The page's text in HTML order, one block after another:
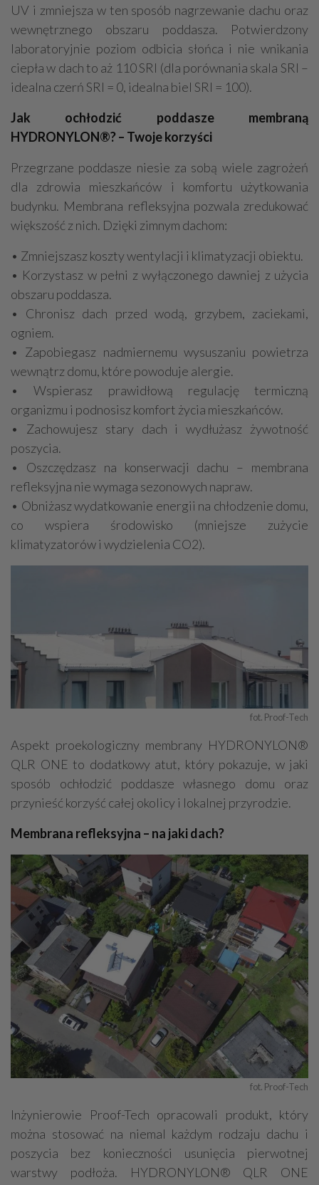
UV i zmniejsza w ten sposób nagrzewanie dachu oraz
wewnętrznego obszaru poddasza. Potwierdzony
laboratoryjnie poziom odbicia słońca i nie wnikania
ciepła w dach to aż 110 SRI (dla porównania skala SRI –
idealna czerń SRI = 0, idealna biel SRI = 100).
Jak ochłodzić poddasze membraną
HYDRONYLON®? – Twoje korzyści
Przegrzane poddasze niesie za sobą wiele zagrożeń
dla zdrowia mieszkańców i komfortu użytkowania
budynku. Membrana refleksyjna pozwala zredukować
większość z nich. Dzięki zimnym dachom:
• Zmniejszasz koszty wentylacji i klimatyzacji obiektu.
• Korzystasz w pełni z wyłączonego dawniej z użycia
obszaru poddasza.
• Chronisz dach przed wodą, grzybem, zaciekami,
ogniem.
• Zapobiegasz nadmiernemu wysuszaniu powietrza
wewnątrz domu, które powoduje alergie.
• Wspierasz prawidłową regulację termiczną
organizmu i podnosisz komfort życia mieszkańców.
• Zachowujesz stary dach i wydłużasz żywotność
poszycia.
• Oszczędzasz na konserwacji dachu – membrana
refleksyjna nie wymaga sezonowych napraw.
• Obniżasz wydatkowanie energii na chłodzenie domu,
co wspiera środowisko (mniejsze zużycie
klimatyzatorów i wydzielenia CO2).
fot. Proof-Tech
Aspekt proekologiczny membrany HYDRONYLON®
QLR ONE to dodatkowy atut, który pokazuje, w jaki
sposób ochłodzić poddasze własnego domu oraz
przynieść korzyść całej okolicy i lokalnej przyrodzie.
Membrana refleksyjna – na jaki dach?
fot. Proof-Tech
Inżynierowie Proof-Tech opracowali produkt, który
można stosować na niemal każdym rodzaju dachu i
poszycia bez konieczności usunięcia pierwotnej
warstwy podłoża. HYDRONYLON® QLR ONE